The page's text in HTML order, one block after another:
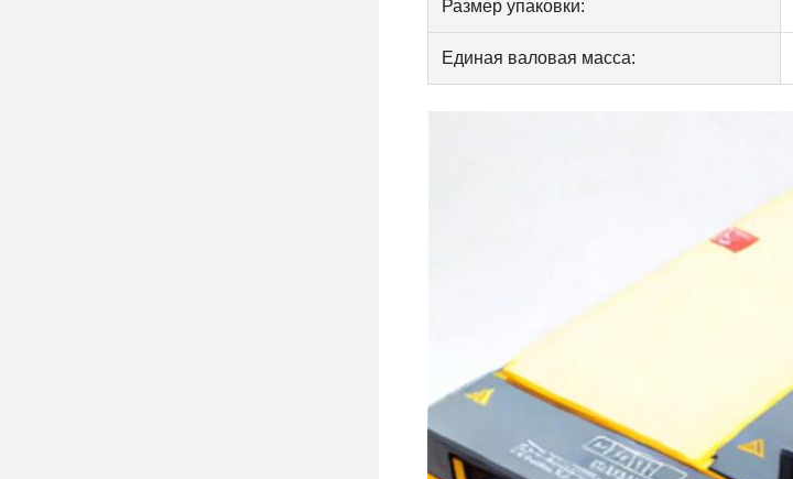
Размер упаковки:
Единая валовая масса: